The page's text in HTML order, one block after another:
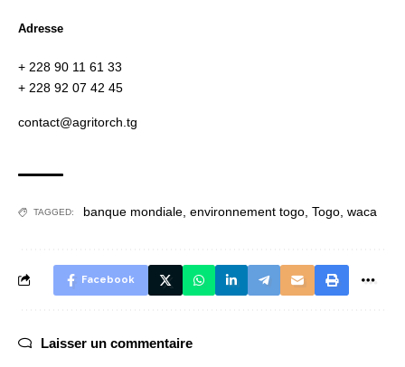
Adresse
+ 228 90 11 61 33
+ 228 92 07 42 45
contact@agritorch.tg
TAGGED: banque mondiale, environnement togo, Togo, waca
Facebook
Laisser un commentaire